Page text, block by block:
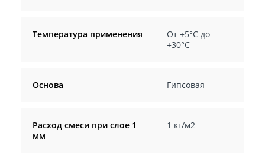
Температура применения
От +5°С до
+30°С
Основа Гипсовая
Расход смеси при слое 1
мм
1 кг/м2